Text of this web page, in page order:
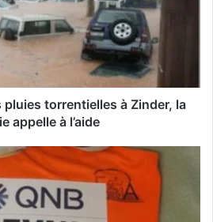
pluies torrentielles à Zinder, la
appelle à l’aide